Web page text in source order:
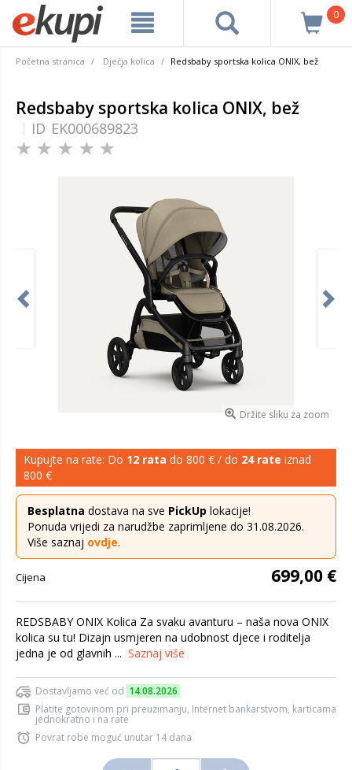
0
Početna stranica Dječja kolica Redsbaby sportska kolica ONIX, bež
Redsbaby sportska kolica ONIX, bež
ID EK000689823
Držite sliku za zoom
Kupujte na rate: Do 12 rata do 800 € / do 24 rate iznad
800 €
Besplatna dostava na sve PickUp lokacije!
Ponuda vrijedi za narudžbe zaprimljene do 31.08.2026.
Više saznaj ovdje.
Cijena 699,00 €
REDSBABY ONIX Kolica Za svaku avanturu – naša nova ONIX
kolica su tu! Dizajn usmjeren na udobnost djece i roditelja
jedna je od glavnih ... Saznaj više
Dostavljamo već od 14.08.2026
Platite gotovinom pri preuzimanju, Internet bankarstvom, karticama
jednokratno i na rate
Povrat robe moguć unutar 14 dana